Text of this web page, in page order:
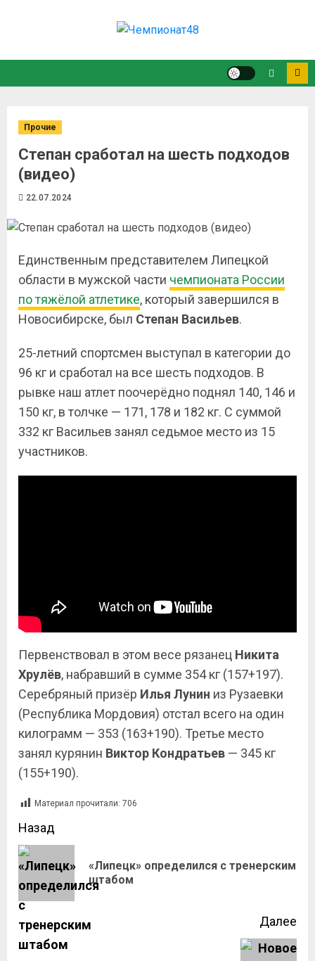
Прочие
Степан сработал на шесть подходов
(видео)
22.07.2024
Единственным представителем Липецкой
области в мужской части чемпионата России
по тяжёлой атлетике, который завершился в
Новосибирске, был Степан Васильев.
25-летний спортсмен выступал в категории до
96 кг и сработал на все шесть подходов. В
рывке наш атлет поочерёдно поднял 140, 146 и
150 кг, в толчке — 171, 178 и 182 кг. С суммой
332 кг Васильев занял седьмое место из 15
участников.
Первенствовал в этом весе рязанец Никита
Хрулёв, набравший в сумме 354 кг (157+197).
Серебряный призёр Илья Лунин из Рузаевки
(Республика Мордовия) отстал всего на один
килограмм — 353 (163+190). Третье место
занял курянин Виктор Кондратьев — 345 кг
(155+190).
Материал прочитали: 706
Назад
«Липецк» определился с тренерским
штабом
Далее